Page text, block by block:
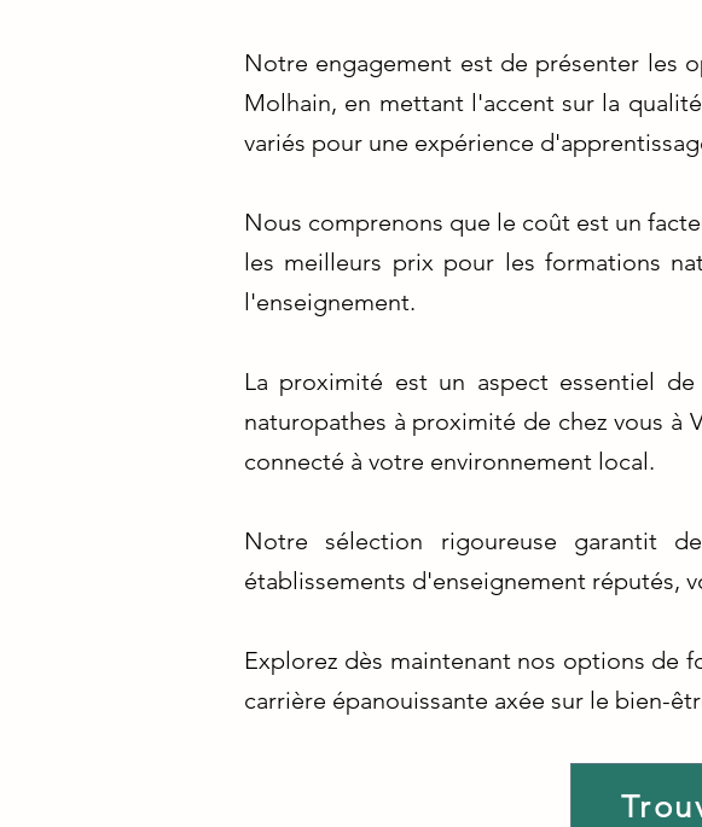
Notre engagement est de présenter les
Molhain, en mettant l'accent sur la
variés pour une expérience
Nous comprenons que le coût est un
les meilleurs prix pour les formations
l'enseignement.
La proximité est un aspect essentiel
naturopathes à proximité de chez vous
connecté à votre environnement local.
Notre sélection rigoureuse garantit
établissements d'enseignement réputés,
Explorez dès maintenant nos options de
carrière épanouissante axée sur le bien-